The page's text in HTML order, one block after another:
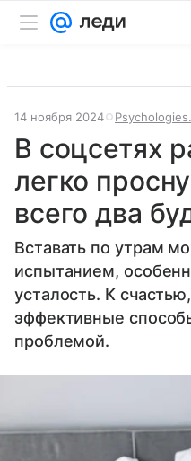
14 ноября 2024
В соцсетях
легко
всего два
Вставать по утрам
испытанием,
усталость. К
эффективные
проблемой.